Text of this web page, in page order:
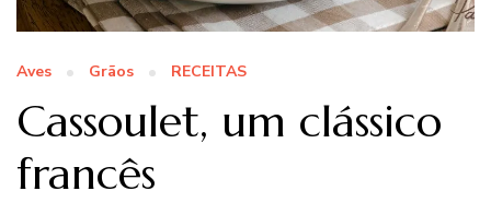
Aves Grãos RECEITAS
Cassoulet, um clássico
francês